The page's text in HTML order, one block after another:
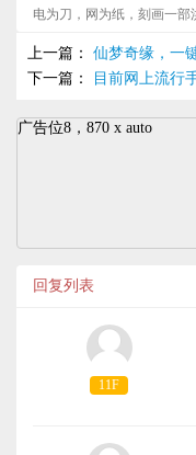
电为刀，网为纸，刻画一部
上一篇： 仙梦奇缘，一
下一篇：
目前网上流行
广告位8，870 x auto
回复列表
11F